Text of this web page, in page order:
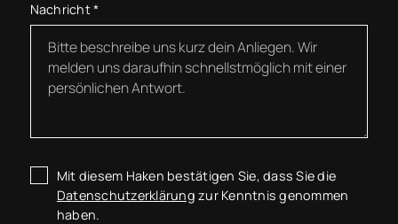
Nachricht*
Mit diesem Haken bestätigen Sie, dass Sie die
Datenschutzerklärung zur Kenntnis genommen
haben.